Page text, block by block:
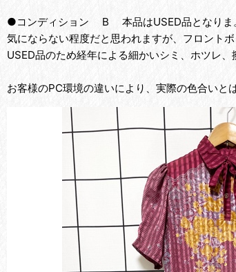
●コンディション B 本品はUSED品となりま。
気にならない程度だと思われますが、フロント
USED品のため経年による細かいシミ、ホツレ
お客様のPC環境の違いにより、実際の色合いと